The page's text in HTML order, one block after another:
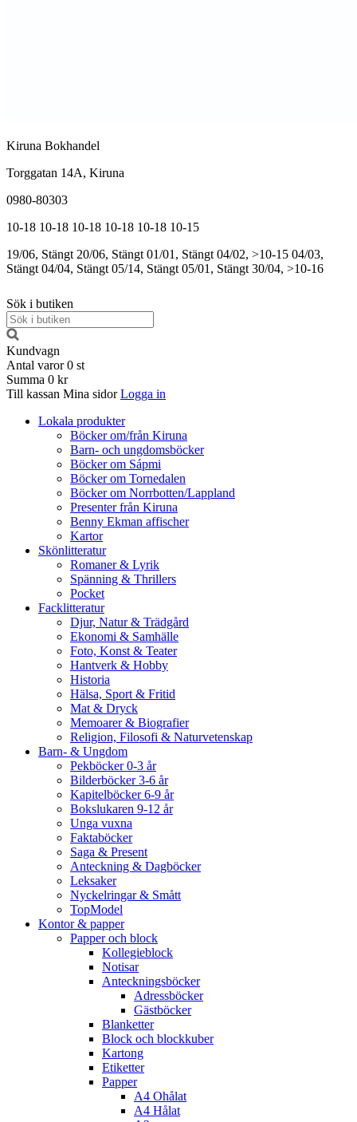
Kiruna Bokhandel
Torggatan 14A, Kiruna
0980-80303
10-18 10-18 10-18 10-18 10-18 10-15
19/06, Stängt 20/06, Stängt 01/01, Stängt 04/02, >10-15 04/03,
Stängt 04/04, Stängt 05/14, Stängt 05/01, Stängt 30/04, >10-16
Sök i butiken
Kundvagn
Antal varor 0 st
Summa 0 kr
Till kassan Mina sidor Logga in
Lokala produkter
Böcker om/från Kiruna
Barn- och ungdomsböcker
Böcker om Sápmi
Böcker om Tornedalen
Böcker om Norrbotten/Lappland
Presenter från Kiruna
Benny Ekman affischer
Kartor
Skönlitteratur
Romaner & Lyrik
Spänning & Thrillers
Pocket
Facklitteratur
Djur, Natur & Trädgård
Ekonomi & Samhälle
Foto, Konst & Teater
Hantverk & Hobby
Historia
Hälsa, Sport & Fritid
Mat & Dryck
Memoarer & Biografier
Religion, Filosofi & Naturvetenskap
Barn- & Ungdom
Pekböcker 0-3 år
Bilderböcker 3-6 år
Kapitelböcker 6-9 år
Bokslukaren 9-12 år
Unga vuxna
Faktaböcker
Saga & Present
Anteckning & Dagböcker
Leksaker
Nyckelringar & Smått
TopModel
Kontor & papper
Papper och block
Kollegieblock
Notisar
Anteckningsböcker
Adressböcker
Gästböcker
Blanketter
Block och blockkuber
Kartong
Etiketter
Papper
A4 Ohålat
A4 Hålat